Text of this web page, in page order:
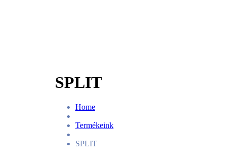
SPLIT
Home
Termékeink
SPLIT